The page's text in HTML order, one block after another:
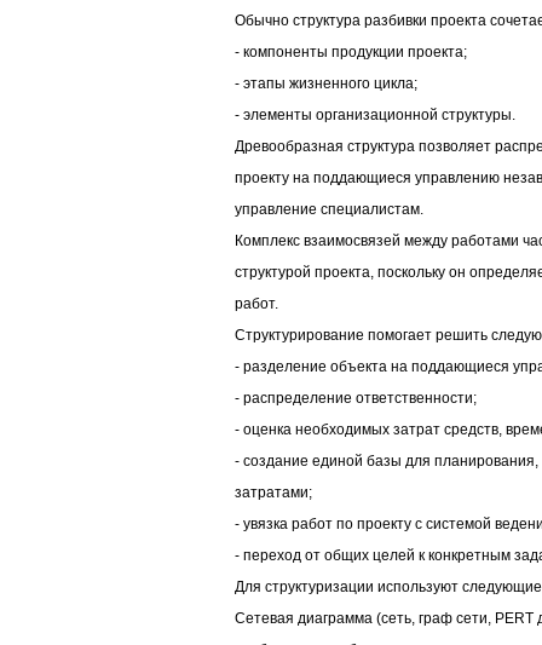
Обычно структура разбивки проекта
- компоненты продукции проекта;
- этапы жизненного цикла;
- элементы организационной структуры.
Древообразная структура позволяет
проекту на поддающиеся управлению
управление специалистам.
Комплекс взаимосвязей между работами
структурой проекта, поскольку он
работ.
Структурирование помогает решить
- разделение объекта на поддающиеся
- распределение ответственности;
- оценка необходимых затрат средств,
- создание единой базы для планирования,
затратами;
- увязка работ по проекту с системой
- переход от общих целей к конкретным
Для структуризации используют
Сетевая диаграмма (сеть, гpаф сети, PERT